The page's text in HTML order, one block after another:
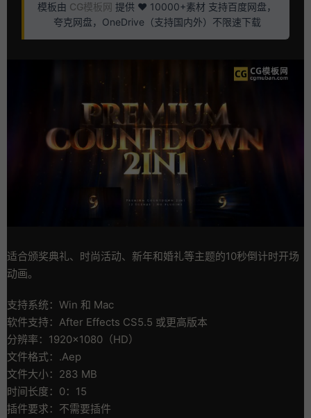
模板由 CG模板网 提供 ❤️ 10000+素材 支持百度网盘，
夸克网盘，OneDrive（支持国内外）不限速下载
适合颁奖典礼、时尚活动、新年和婚礼等主题的10秒倒计时开场
动画。
支持系统：Win 和 Mac
软件支持：After Effects CS5.5 或更高版本
分辨率：1920×1080（HD）
文件格式：.Aep
文件大小：283 MB
时间长度：0：15
插件要求：不需要插件